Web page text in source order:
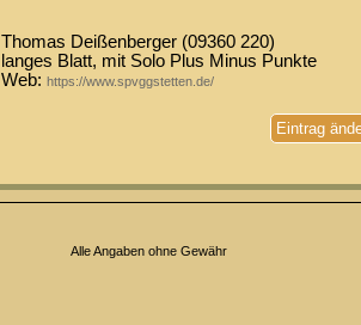
Thomas Deißenberger (09360 220)
langes Blatt, mit Solo Plus Minus Punkte
Web: https://www.spvggstetten.de/
Eintrag
Alle Angaben ohne Gewähr